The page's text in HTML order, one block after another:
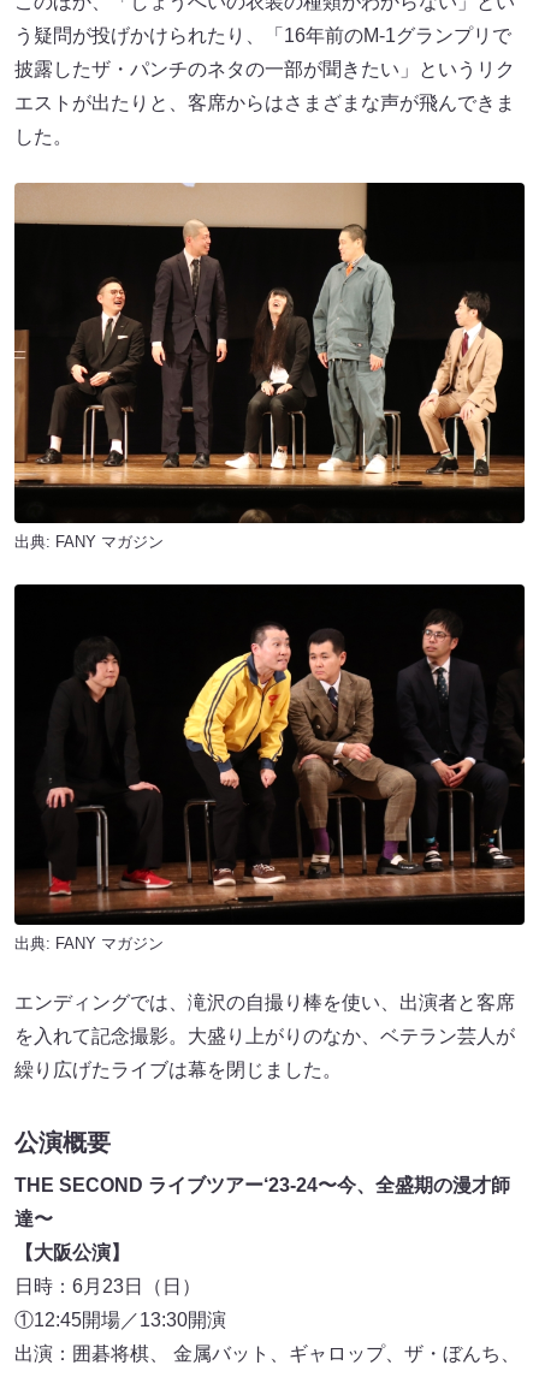
う疑問が投げかけられたり、「16年前のM-1グランプリで
披露したザ・パンチのネタの一部が聞きたい」というリク
エストが出たりと、客席からはさまざまな声が飛んできま
した。
出典: FANY マガジン
出典: FANY マガジン
エンディングでは、滝沢の自撮り棒を使い、出演者と客席
を入れて記念撮影。大盛り上がりのなか、ベテラン芸人が
繰り広げたライブは幕を閉じました。
公演概要
THE SECOND ライブツアー‘23-24〜今、全盛期の漫才師
達〜
【大阪公演】
日時：6月23日（日）
①12:45開場／13:30開演
出演：囲碁将棋、 金属バット、ギャロップ、ザ・ぼんち、